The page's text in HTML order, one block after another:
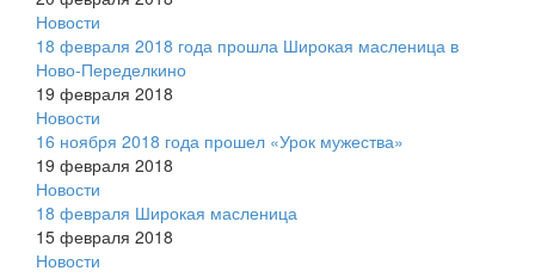
Новости
18 февраля 2018 года прошла Широкая масленица в
Ново-Переделкино
19 февраля 2018
Новости
16 ноября 2018 года прошел «Урок мужества»
19 февраля 2018
Новости
18 февраля Широкая масленица
15 февраля 2018
Новости